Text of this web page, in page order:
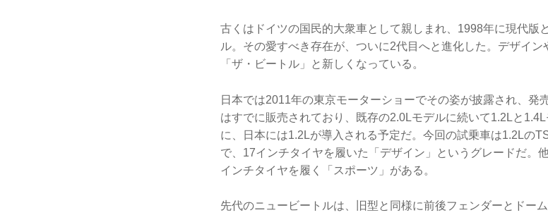
古くはドイツの国民的大衆車として親しまれ、1998年に現代版
ル。その愛すべき存在が、ついに2代目へと進化した。デザイ
「ザ・ビートル」と新しくなっている。
日本では2011年の東京モーターショーでその姿が披露され、発
はすでに販売されており、既存の2.0Lモデルに続いて1.2Lと
に、日本には1.2Lが導入される予定だ。今回の試乗車は1.2Lの
で、17インチタイヤを履いた「デザイン」というグレードだ。
インチタイヤを履く「スポーツ」がある。
先代のニュービートルは、旧型と同様に前後フェンダーとドー